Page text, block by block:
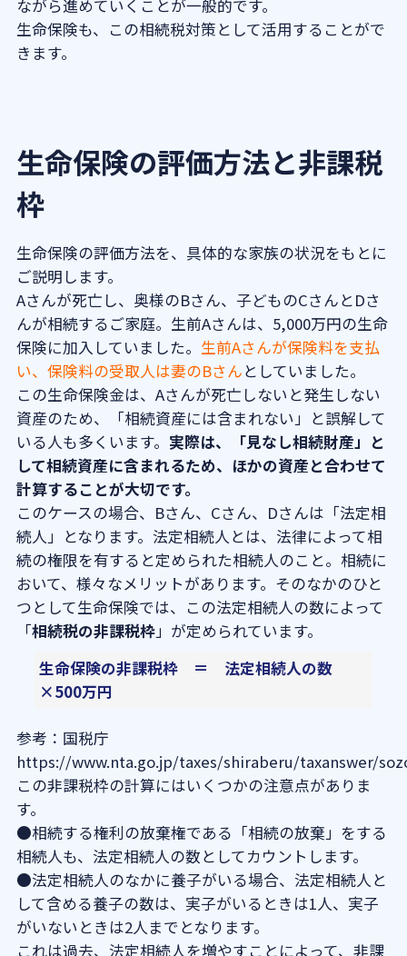
ながら進めていくことが一般的です。
生命保険も、この相続税対策として活用することがで
きます。
生命保険の評価方法と非課税
枠
生命保険の評価方法を、具体的な家族の状況をもとに
ご説明します。
Aさんが死亡し、奥様のBさん、子どものCさんとDさ
んが相続するご家庭。生前Aさんは、5,000万円の生命
保険に加入していました。 生前Aさんが保険料を支払
い、保険料の受取人は妻のBさんとしていました。
この生命保険金は、Aさんが死亡しないと発生しない
資産のため、「相続資産には含まれない」と誤解して
いる人も多くいます。 実際は、「見なし相続財産」と
して相続資産に含まれるため、ほかの資産と合わせて
計算することが大切です。
このケースの場合、Bさん、Cさん、Dさんは「法定相
続人」となります。法定相続人とは、法律によって相
続の権限を有すると定められた相続人のこと。相続に
おいて、様々なメリットがあります。そのなかのひと
つとして生命保険では、この法定相続人の数によって
「相続税の非課税枠」が定められています。
生命保険の非課税枠 ＝ 法定相続人の数
×500万円
参考：国税庁
https://www.nta.go.jp/taxes/shiraberu/taxanswer/
この非課税枠の計算にはいくつかの注意点がありま
す。
●相続する権利の放棄権である「相続の放棄」をする
相続人も、法定相続人の数としてカウントします。
●法定相続人のなかに養子がいる場合、法定相続人と
して含める養子の数は、実子がいるときは1人、実子
がいないときは2人までとなります。
これは過去、法定相続人を増やすことによって、非課